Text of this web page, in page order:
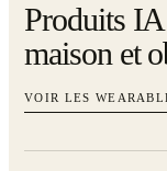
Produits
maison et
VOIR LES